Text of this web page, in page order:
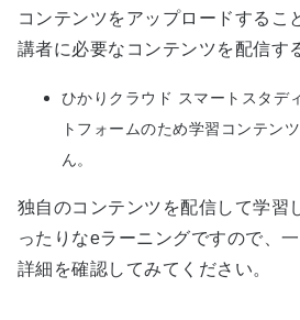
コンテンツをアップロードするこ
講者に必要なコンテンツを配信す
ひかりクラウド スマートスタデ
トフォームのため学習コンテン
ん。
独自のコンテンツを配信して学習
ったりなeラーニングですので、
詳細を確認してみてください。